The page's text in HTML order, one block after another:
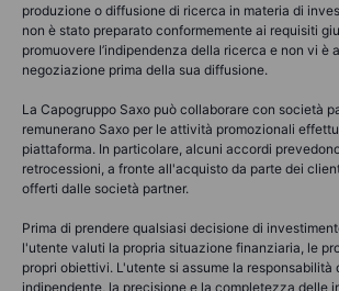
produzione o diffusione di ricerca in materia di
non è stato preparato conformemente ai requisiti
promuovere l’indipendenza della ricerca e non vi è
negoziazione prima della sua diffusione.
La Capogruppo Saxo può collaborare con società
remunerano Saxo per le attività promozionali
piattaforma. In particolare, alcuni accordi
retrocessioni, a fronte all'acquisto da parte dei
offerti dalle società partner.
Prima di prendere qualsiasi decisione di
l'utente valuti la propria situazione finanziaria, le
propri obiettivi. L'utente si assume la responsabilità
indipendente, la precisione e la completezza delle